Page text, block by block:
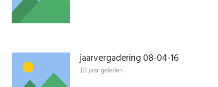
jaarvergadering 08-04-16
10 jaar geleden